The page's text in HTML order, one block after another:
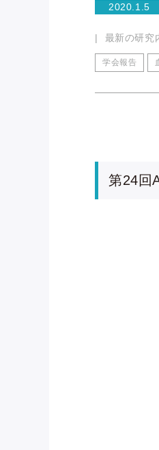
2020.1.5
最新の研究
学会報告
第24回